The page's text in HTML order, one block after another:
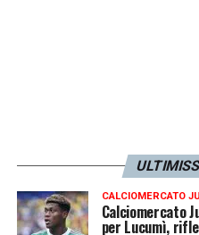
CALCIOMERCATO
Calciomercato
per Lucumì,